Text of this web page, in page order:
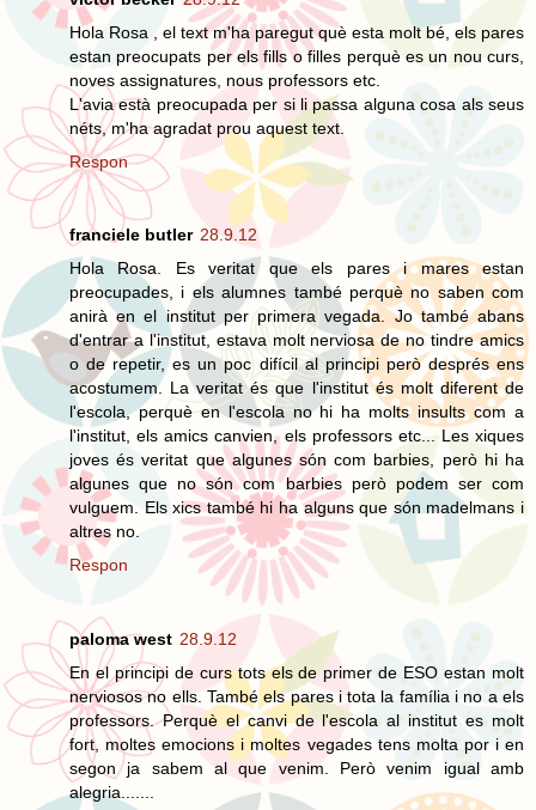
Hola Rosa , el text m'ha paregut què esta molt bé, els pares
estan preocupats per els fills o filles perquè es un nou curs,
noves assignatures, nous professors etc.
L'avia està preocupada per si li passa alguna cosa als seus
néts, m'ha agradat prou aquest text.
Respon
franciele butler 28.9.12
Hola Rosa. Es veritat que els pares i mares estan
preocupades, i els alumnes també perquè no saben com
anirà en el institut per primera vegada. Jo també abans
d'entrar a l'institut, estava molt nerviosa de no tindre amics
o de repetir, es un poc difícil al principi però després ens
acostumem. La veritat és que l'institut és molt diferent de
l'escola, perquè en l'escola no hi ha molts insults com a
l'institut, els amics canvien, els professors etc... Les xiques
joves és veritat que algunes són com barbies, però hi ha
algunes que no són com barbies però podem ser com
vulguem. Els xics també hi ha alguns que són madelmans i
altres no.
Respon
paloma west 28.9.12
En el principi de curs tots els de primer de ESO estan molt
nerviosos no ells. També els pares i tota la família i no a els
professors. Perquè el canvi de l'escola al institut es molt
fort, moltes emocions i moltes vegades tens molta por i en
segon ja sabem al que venim. Però venim igual amb
alegria.......